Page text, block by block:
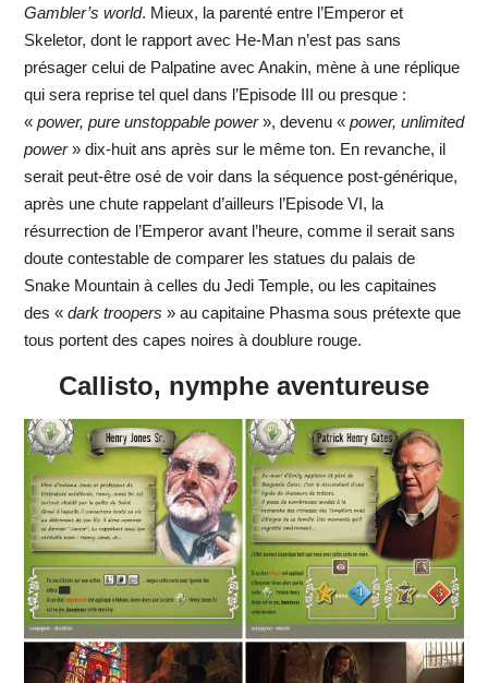
Gambler’s world. Mieux, la parenté entre l’Emperor et
Skeletor, dont le rapport avec He-Man n’est pas sans
présager celui de Palpatine avec Anakin, mène à une réplique
qui sera reprise tel quel dans l’Episode III ou presque :
« power, pure unstoppable power», devenu « power, unlimited
power» dix-huit ans après sur le même ton. En revanche, il
serait peut-être osé de voir dans la séquence post-générique,
après une chute rappelant d’ailleurs l’Episode VI, la
résurrection de l’Emperor avant l’heure, comme il serait sans
doute contestable de comparer les statues du palais de
Snake Mountain à celles du Jedi Temple, ou les capitaines
des « dark troopers » au capitaine Phasma sous prétexte que
tous portent des capes noires à doublure rouge.
Callisto, nymphe aventureuse